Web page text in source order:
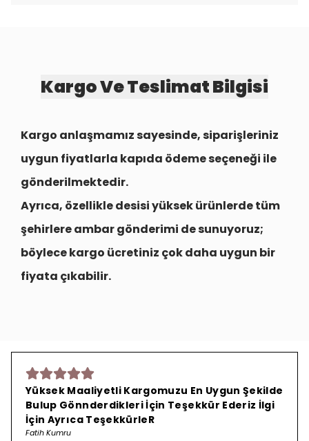
Kargo Ve Teslimat Bilgisi
Kargo anlaşmamız sayesinde, siparişleriniz
uygun fiyatlarla kapıda ödeme seçeneği ile
gönderilmektedir.
Ayrıca, özellikle desisi yüksek ürünlerde tüm
şehirlereambar gönderimi de sunuyoruz;
böylece kargo ücretiniz çok daha uygun bir
fiyata çıkabilir.
Yüksek Maaliyetli Kargomuzu En Uygun Şekilde
Bulup Gönnderdikleri İçin Teşekkür Ederiz İlgi
İçin Ayrıca TeşekkürleR
Fatih Kumru